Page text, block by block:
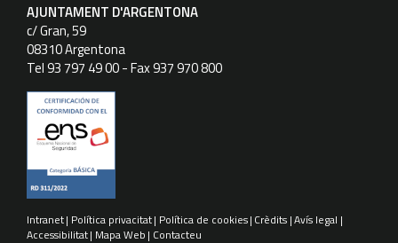
AJUNTAMENT D'ARGENTONA
c/ Gran, 59
08310 Argentona
Tel 93 797 49 00 - Fax 937 970 800
Intranet Política privacitat Política de cookies Crèdits Avís legal
Accessibilitat Mapa Web Contacteu